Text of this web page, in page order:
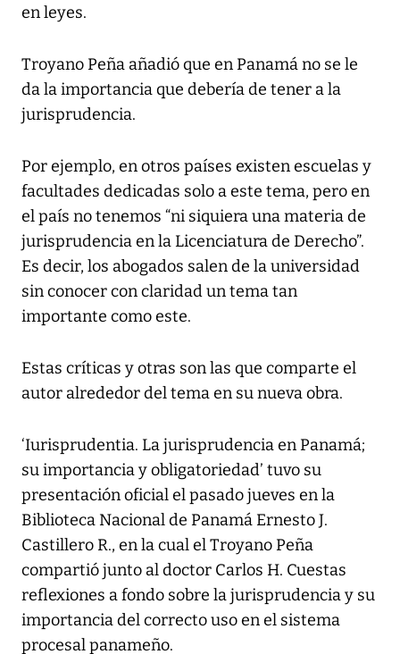
en leyes.
Troyano Peña añadió que en Panamá no se le
da la importancia que debería de tener a la
jurisprudencia.
Por ejemplo, en otros países existen escuelas y
facultades dedicadas solo a este tema, pero en
el país no tenemos “ni siquiera una materia de
jurisprudencia en la Licenciatura de Derecho”.
Es decir, los abogados salen de la universidad
sin conocer con claridad un tema tan
importante como este.
Estas críticas y otras son las que comparte el
autor alrededor del tema en su nueva obra.
‘Iurisprudentia. La jurisprudencia en Panamá;
su importancia y obligatoriedad’ tuvo su
presentación oficial el pasado jueves en la
Biblioteca Nacional de Panamá Ernesto J.
Castillero R., en la cual el Troyano Peña
compartió junto al doctor Carlos H. Cuestas
reflexiones a fondo sobre la jurisprudencia y su
importancia del correcto uso en el sistema
procesal panameño.